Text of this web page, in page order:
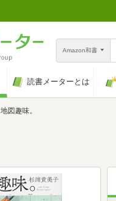
Amazon和書
読書メーターとは
地図趣味。